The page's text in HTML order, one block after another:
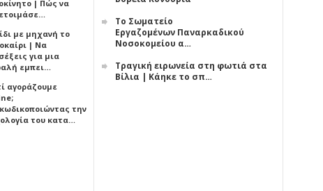
| Πώς να
με μηχανή το
| Να
για μια
εμπει…
αγοράζουμε
την
του κατα…
Το Σωματείο
Εργαζομένων Παναρκαδικού
Νοσοκομείου α…
Τραγική ειρωνεία στη φωτιά στα
Βίλια | Κάηκε το σπ…